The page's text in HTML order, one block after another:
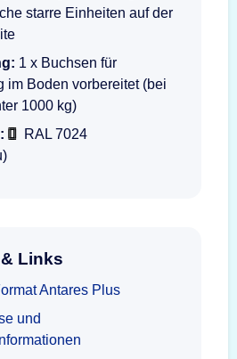
starre Einheiten auf der
1 x Buchsen für
im Boden vorbereitet (bei
1000 kg)
RAL 7024
Links
Antares Plus
und